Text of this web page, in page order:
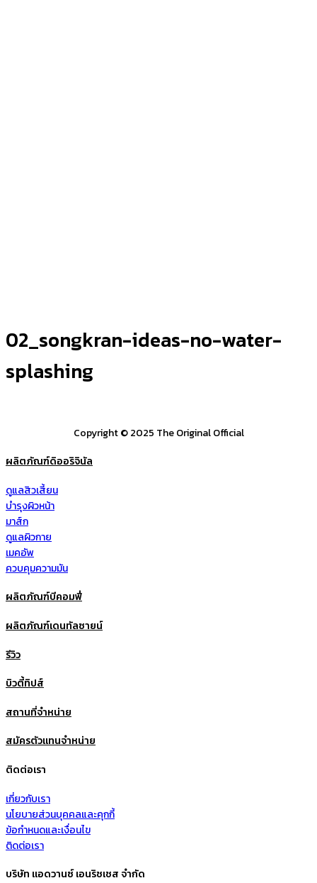
02_songkran-ideas-no-water-
splashing
Copyright © 2025 The Original Official
ผลิตภัณฑ์ดิออริจินัล
ดูแลสิวเสี้ยน
บำรุงผิวหน้า
มาส์ก
ดูแลผิวกาย
เมคอัพ
ควบคุมความมัน
ผลิตภัณฑ์บีคอมฟี่
ผลิตภัณฑ์เดนทัลซายน์
รีวิว
บิวตี้ทิปส์
สถานที่จำหน่าย
สมัครตัวแทนจำหน่าย
ติดต่อเรา
เกี่ยวกับเรา
นโยบายส่วนบุคคลและคุกกี้
ข้อกำหนดและเงื่อนไข
ติดต่อเรา
บริษัท แอดวานซ์ เอนริชเชส จำกัด